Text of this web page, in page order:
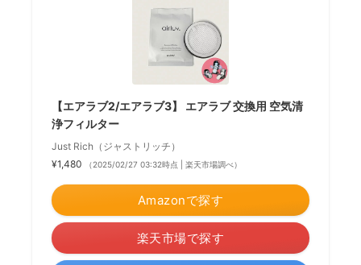
【エアラブ2/エアラブ3】 エアラブ 交換用 空気清
浄フィルター
Just Rich（ジャストリッチ）
¥1,480
（2025/02/27 03:32時点 | 楽天市場調べ）
Amazonで探す
楽天市場で探す